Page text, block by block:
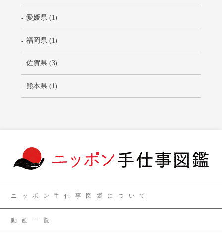
愛媛県 (1)
福岡県 (1)
佐賀県 (3)
熊本県 (1)
ニッポン手仕事図鑑について
動画一覧